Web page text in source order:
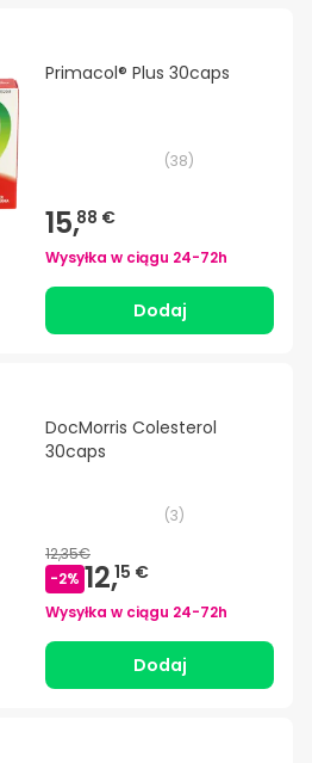
Primacol® Plus 30caps
(38)
15,88 €
Wysyłka w ciągu 24-72h
Dodaj
DocMorris Colesterol
30caps
(3)
12,35€
-2% 12,15 €
Wysyłka w ciągu 24-72h
Dodaj